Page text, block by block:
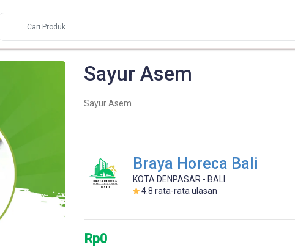
Sayur Asem
Sayur Asem
Braya Horeca Bali
KOTA DENPASAR - BALI
4.8 rata-rata ulasan
Rp0